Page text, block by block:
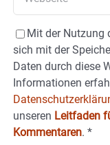
Mit der Nutzung
sich mit der
Daten durch diese
Informationen
unseren Leitfaden
Kommentaren. *